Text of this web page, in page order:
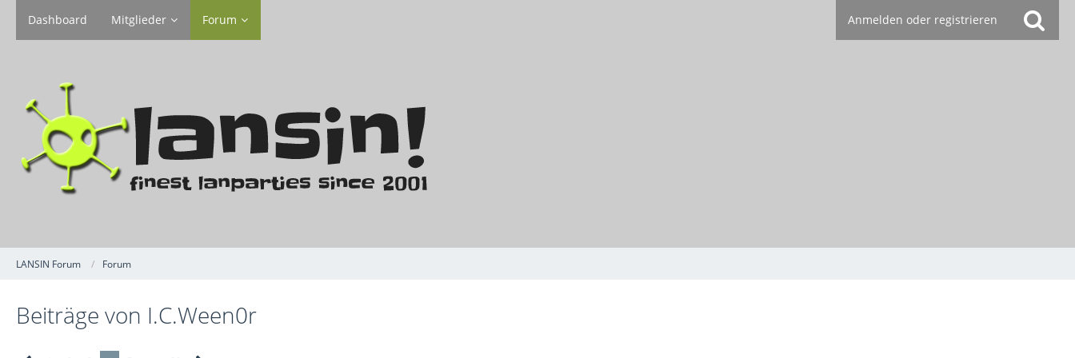
Dashboard Mitglieder Forum Anmelden oder registrieren
LANSIN Forum Forum
Beiträge von I.C.Ween0r